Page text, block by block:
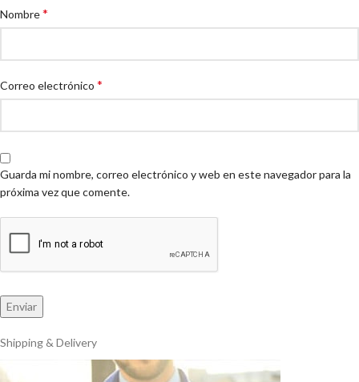
Nombre*
Correo electrónico *
Guarda mi nombre, correo electrónico y web en este navegador para la
próxima vez que comente.
Shipping & Delivery